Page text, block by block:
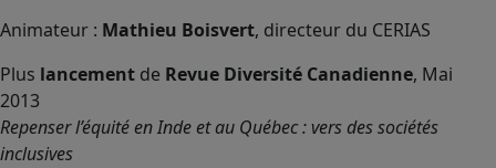
Animateur : Mathieu Boisvert, directeur du CERIAS
Plus lancement de Revue Diversité Canadienne, Mai
2013
Repenser l’équité en Inde et au Québec : vers des sociétés
inclusives